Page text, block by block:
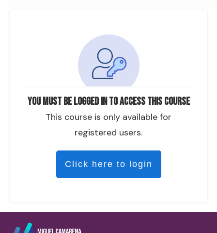
You must be logged in to access this course
This course is only available for
registered users.
Click here to login